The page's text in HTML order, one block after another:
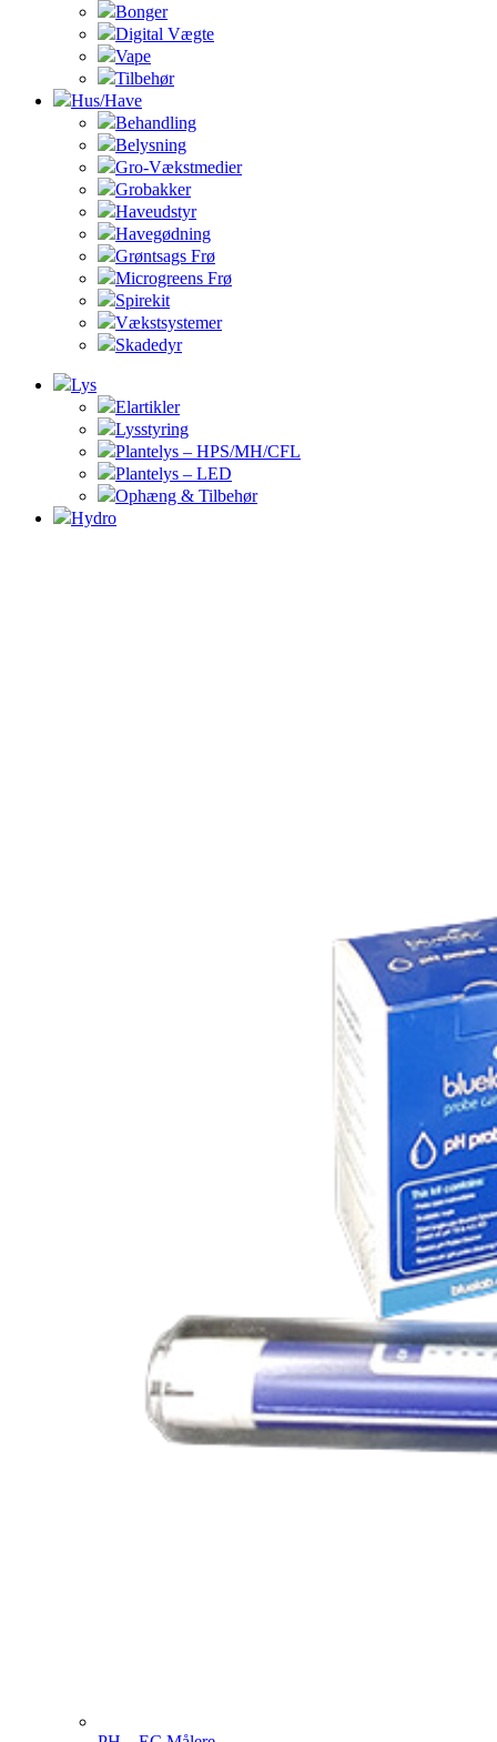
Bonger
Digital Vægte
Vape
Tilbehør
Hus/Have
Behandling
Belysning
Gro-Vækstmedier
Grobakker
Haveudstyr
Havegødning
Grøntsags Frø
Microgreens Frø
Spirekit
Vækstsystemer
Skadedyr
Lys
Elartikler
Lysstyring
Plantelys – HPS/MH/CFL
Plantelys – LED
Ophæng & Tilbehør
Hydro